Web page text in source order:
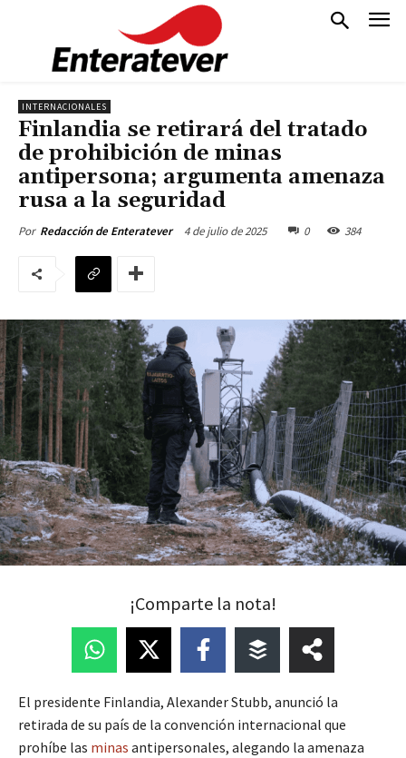
INTERNACIONALES
Finlandia se retirará del tratado
de prohibición de minas
antipersona; argumenta amenaza
rusa a la seguridad
Por Redacción de Enteratever 4 de julio de 2025 0 384
¡Comparte la nota!
El presidente Finlandia, Alexander Stubb, anunció la
retirada de su país de la convención internacional que
prohíbe las minas antipersonales, alegando la amenaza